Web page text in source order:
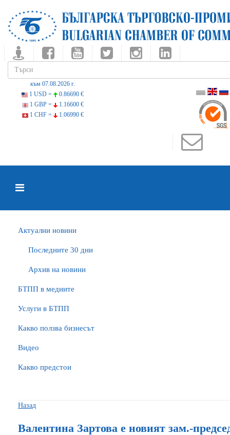
към 07.08.2026 г.
1 USD =
0.86690 €
1 GBP =
1.16600 €
1 CHF =
1.06990 €
Актуални новини
Последните 30 дни
Архив на новини
БTПП в медиите
Услуги в БТПП
Какво ползва бизнесът
Видео
Какво предстои
Назад
Валентина Зартова е новият зам.-